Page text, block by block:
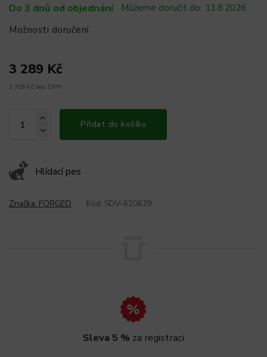
Do 3 dnů od objednání Můžeme doručit do: 13.8.2026
Možnosti doručení
3 289 Kč
2 718 Kč bez DPH
Přidat do košíku
Hlídací pes
Značka: FORGED Kód: SDV-620629
Sleva 5 % za registraci